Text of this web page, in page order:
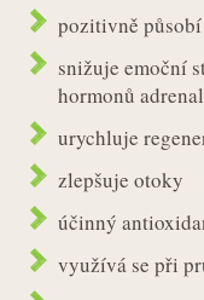
pozitivně
snižuje emoční
hormonů
urychluje
zlepšuje otoky
účinný
využívá se při